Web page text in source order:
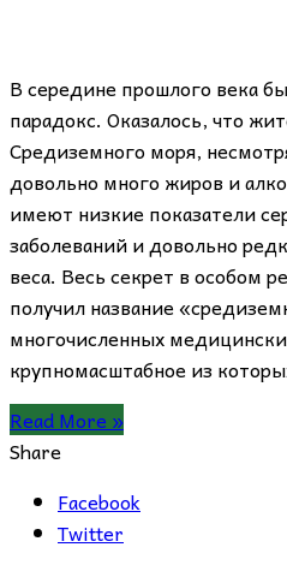
В середине прошлого века
парадокс. Оказалось, что
Средиземного моря,
довольно много жиров и
имеют низкие показатели
заболеваний и довольно
веса. Весь секрет в особом
получил название
многочисленных
крупномасштабное из
Read More »
Share
Facebook
Twitter